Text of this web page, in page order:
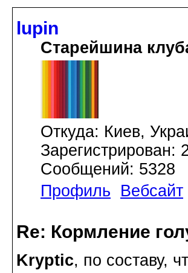
lupin
Старейшина
Откуда: Киев,
Зарегистрирован:
Сообщений: 5328
Профиль
Вебсайт
Re: Кормление
Kryptic, по составу,